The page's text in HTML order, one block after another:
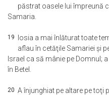
păstrat oasele lui împreună
Samaria.
19
Iosia a mai înlăturat toate
aflau în cetăţile Samariei şi
Israel ca să mânie pe Domnul;
în Betel.
20 A înjunghiat pe altare pe toţi